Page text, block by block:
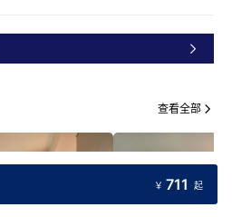
查看全部
￥ 711 起